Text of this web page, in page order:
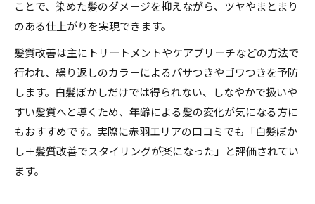
ことで、染めた髪のダメージを抑えながら、ツヤやまとまり
のある仕上がりを実現できます。
髪質改善は主にトリートメントやケアブリーチなどの方法で
行われ、繰り返しのカラーによるパサつきやゴワつきを予防
します。白髪ぼかしだけでは得られない、しなやかで扱いや
すい髪質へと導くため、年齢による髪の変化が気になる方に
もおすすめです。実際に赤羽エリアの口コミでも「白髪ぼか
し＋髪質改善でスタイリングが楽になった」と評価されてい
ます。